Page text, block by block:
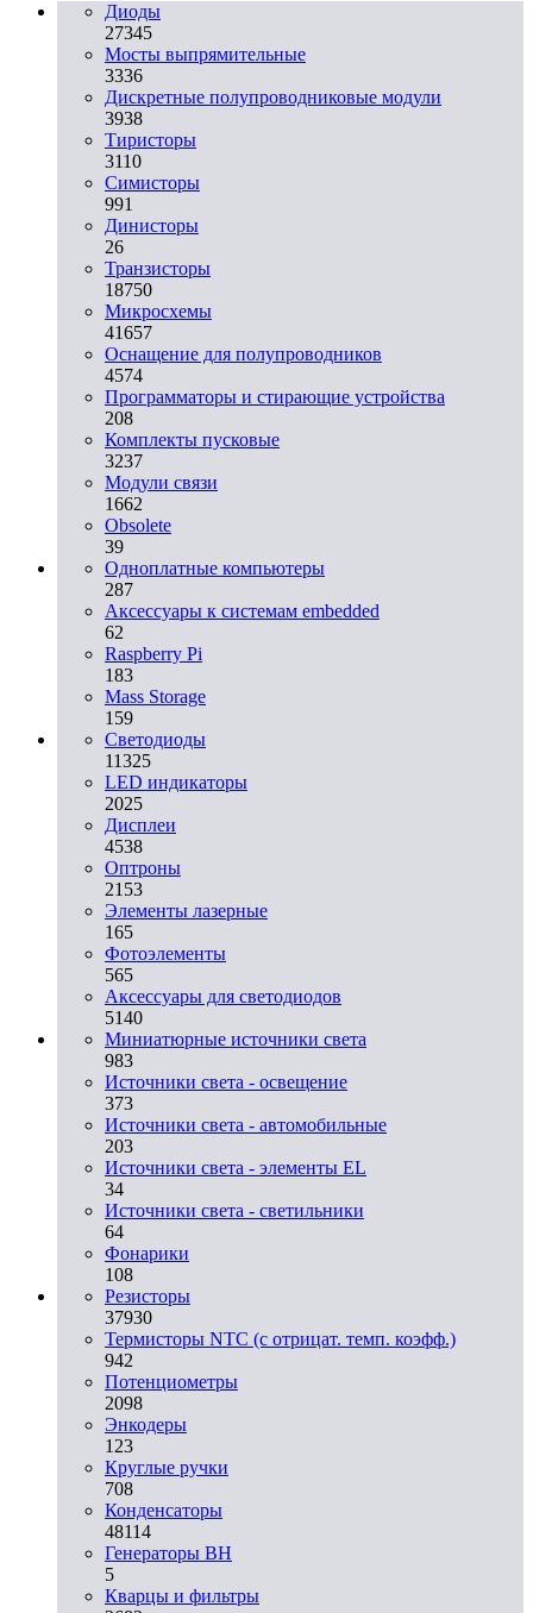
Диоды
27345
Мосты выпрямительные
3336
Дискретные полупроводниковые модули
3938
Тиристоры
3110
Симисторы
991
Динисторы
26
Транзисторы
18750
Микросхемы
41657
Оснащение для полупроводников
4574
Программаторы и стирающие устройства
208
Комплекты пусковые
3237
Модули связи
1662
Obsolete
39
Одноплатные компьютеры
287
Аксессуары к системам embedded
62
Raspberry Pi
183
Mass Storage
159
Светодиоды
11325
LED индикаторы
2025
Дисплеи
4538
Оптроны
2153
Элементы лазерные
165
Фотоэлементы
565
Аксессуары для светодиодов
5140
Миниатюрные источники света
983
Источники света - освещение
373
Источники света - автомобильные
203
Источники света - элементы EL
34
Источники света - светильники
64
Фонарики
108
Резисторы
37930
Термисторы NTC (с отрицат. темп. коэфф.)
942
Потенциометры
2098
Энкодеры
123
Круглые ручки
708
Конденсаторы
48114
Генераторы ВН
5
Кварцы и фильтры